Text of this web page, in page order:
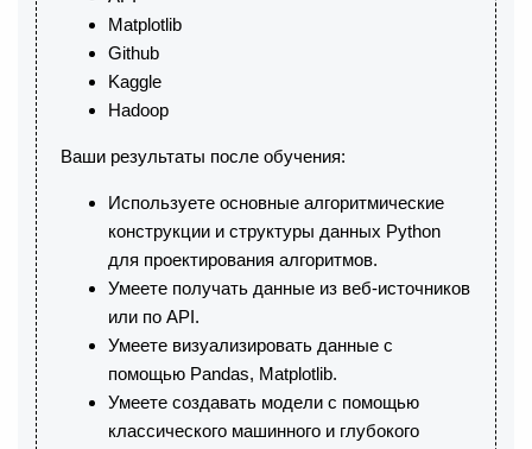
Matplotlib
Github
Kaggle
Hadoop
Ваши результаты после обучения:
Используете основные алгоритмические
конструкции и структуры данных Python
для проектирования алгоритмов.
Умеете получать данные из веб-источников
или по API.
Умеете визуализировать данные с
помощью Pandas, Matplotlib.
Умеете создавать модели с помощью
классического машинного и глубокого